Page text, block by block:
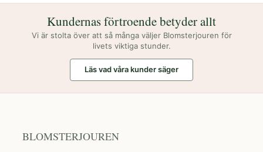
Kundernas förtroende betyder allt
Vi är stolta över att så många väljer Blomsterjouren för
livets viktiga stunder.
Läs vad våra kunder säger
BLOMSTERJOUREN